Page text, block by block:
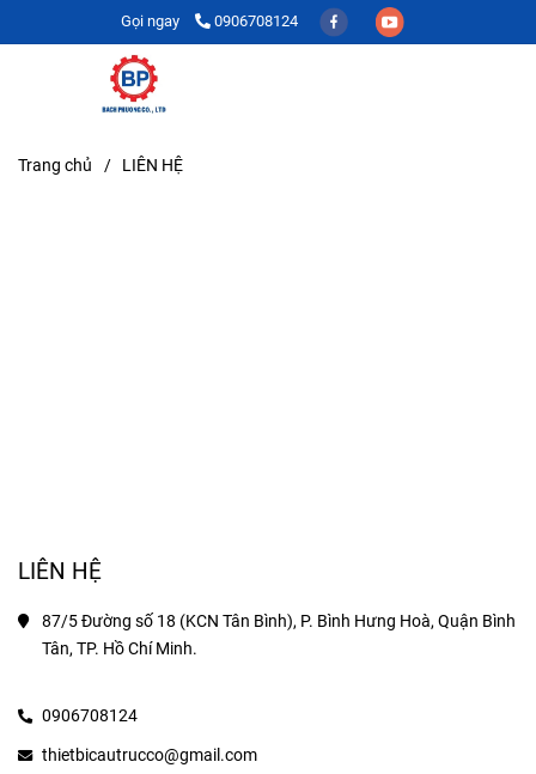
Gọi ngay 0906708124
Trang chủ / LIÊN HỆ
LIÊN HỆ
87/5 Đường số 18 (KCN Tân Bình), P. Bình Hưng Hoà, Quận Bình
Tân, TP. Hồ Chí Minh.
0906708124
thietbicautrucco@gmail.com